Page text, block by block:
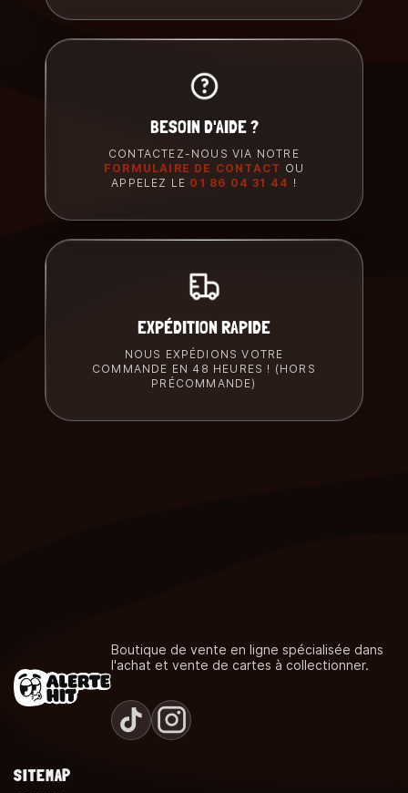
BESOIN D'AIDE ?
CONTACTEZ-NOUS VIA NOTRE
FORMULAIRE DE CONTACT OU
APPELEZ LE 01 86 04 31 44 !
EXPÉDITION RAPIDE
NOUS EXPÉDIONS VOTRE
COMMANDE EN 48 HEURES ! (HORS
PRÉCOMMANDE)
Boutique de vente en ligne spécialisée dans
l'achat et vente de cartes à collectionner.
SITEMAP